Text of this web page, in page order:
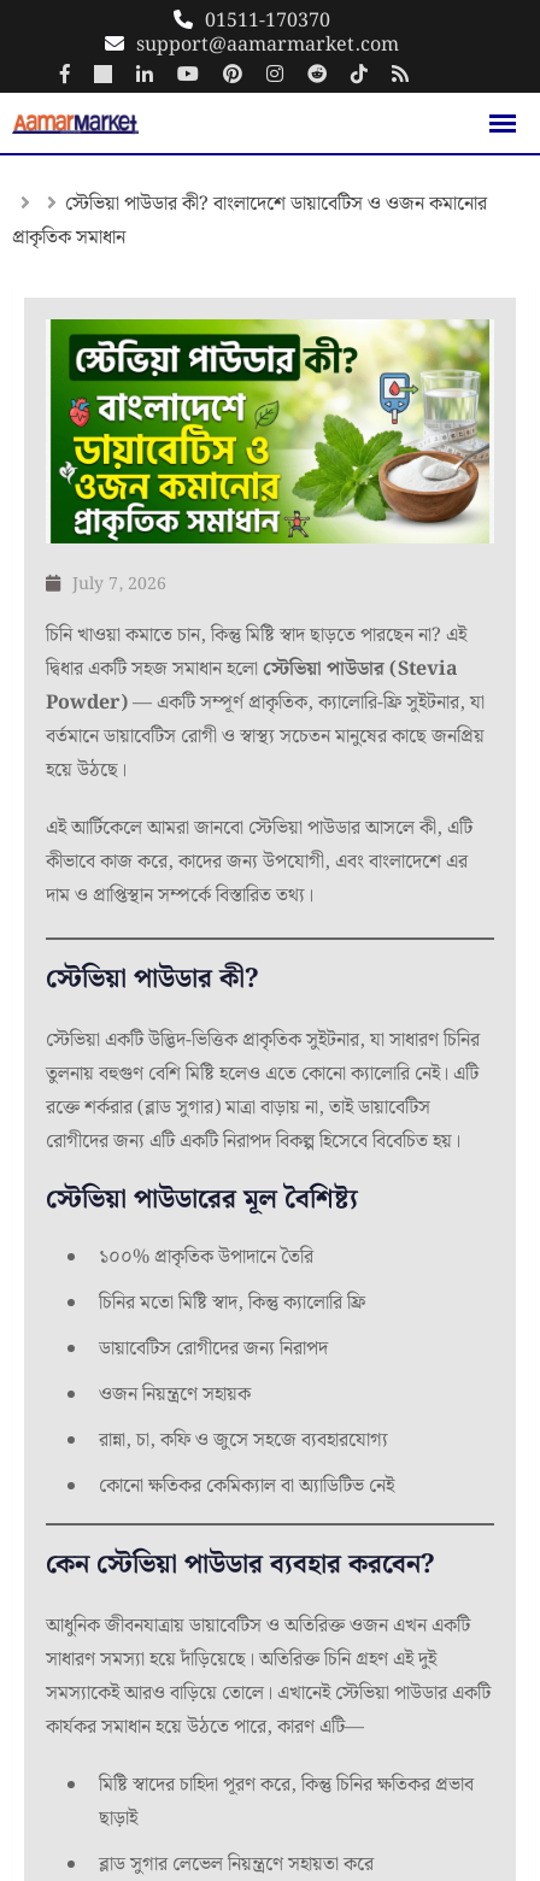
content
01511-170370
support@aamarmarket.com
স্টেভিয়া পাউডার কী? বাংলাদেশে ডায়াবেটিস ও ওজন কমানোর
প্রাকৃতিক সমাধান
July 7, 2026
চিনি খাওয়া কমাতে চান, কিন্তু মিষ্টি স্বাদ ছাড়তে পারছেন না? এই
দ্বিধার একটি সহজ সমাধান হলো স্টেভিয়া পাউডার (Stevia
Powder)— একটি সম্পূর্ণ প্রাকৃতিক, ক্যালোরি-ফ্রি সুইটনার, যা
বর্তমানে ডায়াবেটিস রোগী ও স্বাস্থ্য সচেতন মানুষের কাছে জনপ্রিয়
হয়ে উঠছে।
এই আর্টিকেলে আমরা জানবো স্টেভিয়া পাউডার আসলে কী, এটি
কীভাবে কাজ করে, কাদের জন্য উপযোগী, এবং বাংলাদেশে এর
দাম ও প্রাপ্তিস্থান সম্পর্কে বিস্তারিত তথ্য।
স্টেভিয়া পাউডার কী?
স্টেভিয়া একটি উদ্ভিদ-ভিত্তিক প্রাকৃতিক সুইটনার, যা সাধারণ চিনির
তুলনায় বহুগুণ বেশি মিষ্টি হলেও এতে কোনো ক্যালোরি নেই। এটি
রক্তে শর্করার (ব্লাড সুগার) মাত্রা বাড়ায় না, তাই ডায়াবেটিস
রোগীদের জন্য এটি একটি নিরাপদ বিকল্প হিসেবে বিবেচিত হয়।
স্টেভিয়া পাউডারের মূল বৈশিষ্ট্য
১০০% প্রাকৃতিক উপাদানে তৈরি
চিনির মতো মিষ্টি স্বাদ, কিন্তু ক্যালোরি ফ্রি
ডায়াবেটিস রোগীদের জন্য নিরাপদ
ওজন নিয়ন্ত্রণে সহায়ক
রান্না, চা, কফি ও জুসে সহজে ব্যবহারযোগ্য
কোনো ক্ষতিকর কেমিক্যাল বা অ্যাডিটিভ নেই
কেন স্টেভিয়া পাউডার ব্যবহার করবেন?
আধুনিক জীবনযাত্রায় ডায়াবেটিস ও অতিরিক্ত ওজন এখন একটি
সাধারণ সমস্যা হয়ে দাঁড়িয়েছে। অতিরিক্ত চিনি গ্রহণ এই দুই
সমস্যাকেই আরও বাড়িয়ে তোলে। এখানেই স্টেভিয়া পাউডার একটি
কার্যকর সমাধান হয়ে উঠতে পারে, কারণ এটি—
মিষ্টি স্বাদের চাহিদা পূরণ করে, কিন্তু চিনির ক্ষতিকর প্রভাব
ছাড়াই
ব্লাড সুগার লেভেল নিয়ন্ত্রণে সহায়তা করে